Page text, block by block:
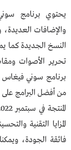
يحتوي برنامج
والإضافات
النسخ الجديدة كما
تحرير الأصوات
برنامج سوني فيغاس
من أفضل البرامج
المزايا التقنية
فائقة الجودة،